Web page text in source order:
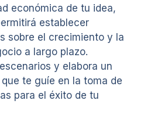
económica de tu idea,
establecer
sobre el crecimiento y la
a largo plazo.
y elabora un
te guíe en la toma de
para el éxito de tu